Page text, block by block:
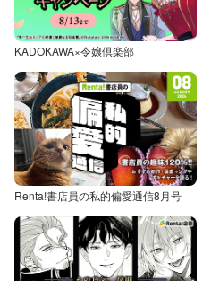
KADOKAWA×令嬢倶楽部
Renta!書店員の私的偏愛通信8月号